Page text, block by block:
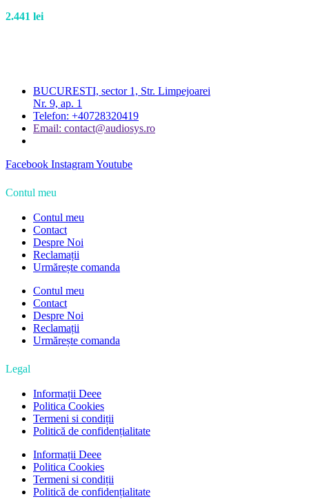
2.441 lei
BUCURESTI, sector 1, Str. Limpejoarei
Nr. 9, ap. 1
Telefon: +40728320419
Email: contact@audiosys.ro
Facebook InstagramYoutube
Contul meu
Contul meu
Contact
Despre Noi
Reclamații
Urmărește comanda
Contul meu
Contact
Despre Noi
Reclamații
Urmărește comanda
Legal
Informații Deee
Politica Cookies
Termeni si condiții
Politică de confidențialitate
Informații Deee
Politica Cookies
Termeni si condiții
Politică de confidențialitate